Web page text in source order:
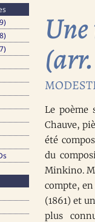
Le poème
Chauve,
été
du
Minkino.
compte,
(1861) et
plus